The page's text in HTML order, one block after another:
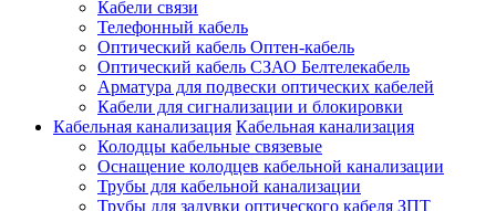
Кабели связи
Телефонный кабель
Оптический кабель Оптен-кабель
Оптический кабель СЗАО Белтелекабель
Арматура для подвески оптических кабелей
Кабели для сигнализации и блокировки
Кабельная канализация Кабельная канализация
Колодцы кабельные связевые
Оснащение колодцев кабельной канализации
Трубы для кабельной канализации
Трубы для задувки оптического кабеля ЗПТ